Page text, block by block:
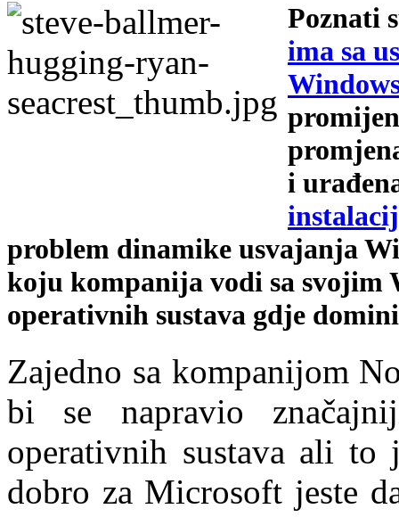
Poznati
ima sa
i
problem dinamike usvajanja
koju kompanija vodi sa svojim
operativnih sustava gdje
Zajedno sa kompanijom
bi se napravio
operativnih sustava ali
dobro za Microsoft jeste